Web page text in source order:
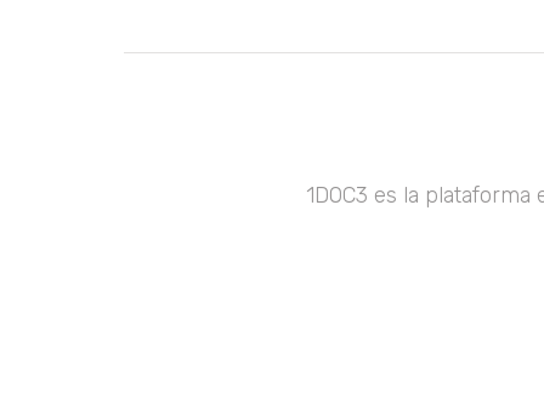
1DOC3 es la